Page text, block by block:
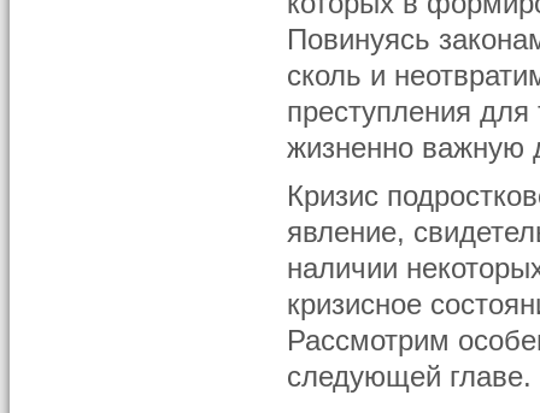
Повинуясь
сколь и
преступления для
жизненно важную
Кризис
явление,
наличии
кризисное
Рассмотрим
следующей главе.